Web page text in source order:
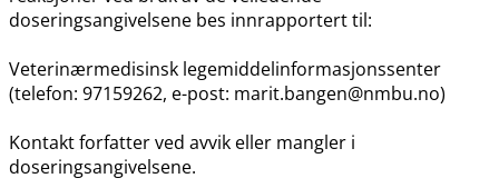
doseringsangivelsene bes innrapportert til:
Veterinærmedisinsk legemiddelinformasjonssenter
(telefon: 97159262, e-post: marit.bangen@nmbu.no)
Kontakt forfatter ved avvik eller mangler i
doseringsangivelsene.